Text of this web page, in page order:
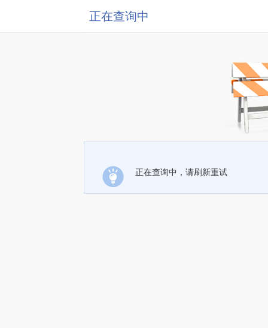
正在查询中
正在查询中，请刷新重试